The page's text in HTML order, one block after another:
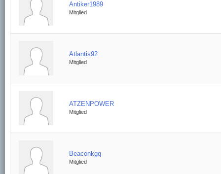
Antiker1989
Mitglied
Atlantis92
Mitglied
ATZENPOWER
Mitglied
Beaconkgq
Mitglied